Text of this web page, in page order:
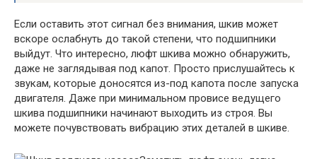
Если оставить этот сигнал без внимания, шкив может
вскоре ослабнуть до такой степени, что подшипники
выйдут. Что интересно, люфт шкива можно обнаружить,
даже не заглядывая под капот. Просто прислушайтесь к
звукам, которые доносятся из-под капота после запуска
двигателя. Даже при минимальном провисе ведущего
шкива подшипники начинают выходить из строя. Вы
можете почувствовать вибрацию этих деталей в шкиве.